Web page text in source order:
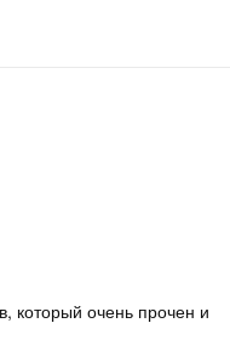
который очень прочен и